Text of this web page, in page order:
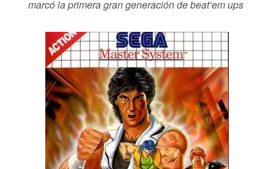
marcó la primera gran generación de beat’em ups